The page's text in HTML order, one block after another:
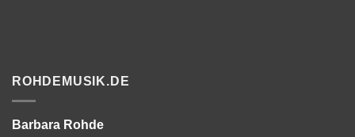
ROHDEMUSIK.DE
Barbara Rohde